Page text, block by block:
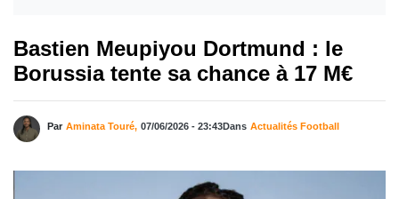
Bastien Meupiyou Dortmund : le
Borussia tente sa chance à 17 M€
Par Aminata Touré, 07/06/2026 - 23:43Dans Actualités Football